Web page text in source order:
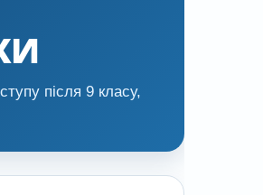
після 9 класу,